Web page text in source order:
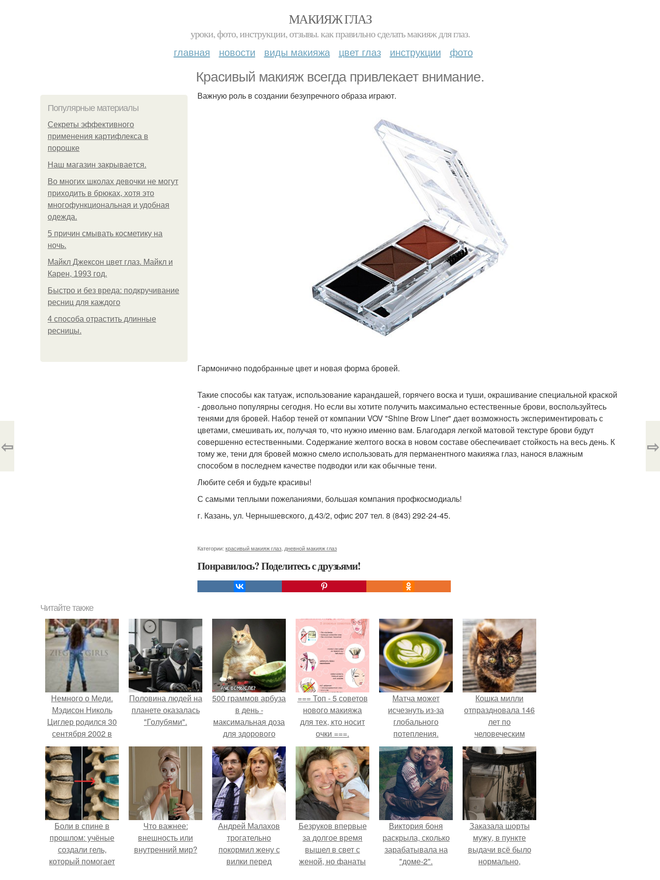
МАКИЯЖ ГЛАЗ
уроки, фото, инструкции, отзывы. как правильно сделать макияж для глаз.
главная новости виды макияжа цвет глаз инструкции фото
Красивый макияж всегда привлекает внимание.
Популярные материалы
Секреты эффективного
применения картифлекса в
порошке
Нaш магaзин зaкрывaeтся.
Во многих школах девочки не могут
приходить в брюках, хотя это
многофункциональная и удобная
одежда.
5 причин смывать косметику на
ночь.
Майкл Джексон цвет глаз. Майкл и
Карен, 1993 год.
Быстро и без вреда: подкручивание
ресниц для каждого
4 способа отрастить длинные
ресницы.
Важную роль в создании безупречного образа играют.
Гармонично подобранные цвет и новая форма бровей.
Такие способы как татуаж, использование карандашей, горячего воска и туши, окрашивание специальной краской
- довольно популярны сегодня. Но если вы хотите получить максимально естественные брови, воспользуйтесь
тенями для бровей. Набор теней от компании VOV "Shine Brow Liner" дает возможность экспериментировать с
цветами, смешивать их, получая то, что нужно именно вам. Благодаря легкой матовой текстуре брови будут
совершенно естественными. Содержание желтого воска в новом составе обеспечивает стойкость на весь день. К
тому же, тени для бровей можно смело использовать для перманентного макияжа глаз, нанося влажным
способом в последнем качестве подводки или как обычные тени.
Любите себя и будьте красивы!
С самыми теплыми пожеланиями, большая компания профкосмодиаль!
г. Казань, ул. Чернышевского, д.43/2, офис 207 тел. 8 (843) 292-24-45.
Категории: красивый макияж глаз дневной макияж глаз
Понравилось? Поделитесь с друзьями!
⇦ ⇨
Читайте также
Немного о Меди.
Мэдисон Николь
Циглер родился 30
сентября 2002 в
Питтсбурге, штат
Пенсильвания.
Половина людей на
планете оказалась
"Голубями".
500 граммов арбуза
в день -
максимальная доза
для здорового
взрослого,
предупредили
врачи.
=== Топ - 5 советов
нового макияжа
для тех, кто носит
очки ===.
Матча может
исчезнуть из-за
глобального
потепления.
Кошка милли
отпраздновала 146
лет по
человеческим
Меркам и
претендует на
звание самой
старой в мире.
Боли в спине в
прошлом: учёные
создали гель,
который помогает
Что важнее:
внешность или
внутренний мир?
Андрей Малахов
трогательно
покормил жену с
вилки перед
Безруков впервые
за долгое время
вышел в свет с
женой, но фанаты
Виктория боня
раскрыла, сколько
зарабатывала на
"доме-2".
Заказала шорты
мужу, в пункте
выдачи всё было
нормально,